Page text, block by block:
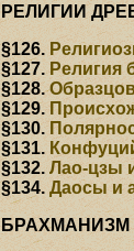
РЕЛИГИИ
§126.
§127. Религия
§128.
§129.
§130.
§131.
§132.Лао-цзы
§134.Даосы и